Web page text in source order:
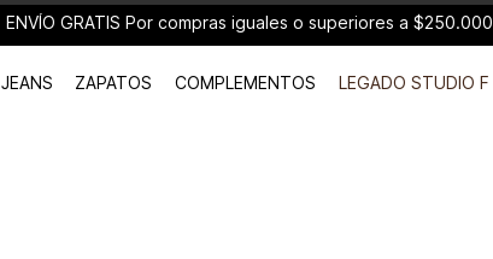
ENVÍO GRATIS Por compras iguales o superiores a $250.000
JEANS ZAPATOS COMPLEMENTOS LEGADO STUDIO F